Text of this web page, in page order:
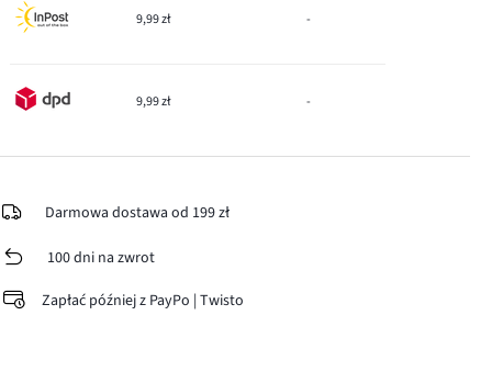
9,99 zł -
9,99 zł -
Darmowa dostawa od 199 zł
100 dni na zwrot
Zapłać później z PayPo | Twisto